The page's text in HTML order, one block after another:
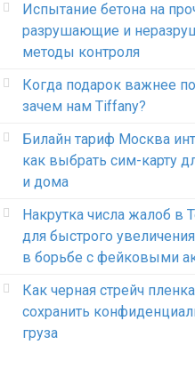
Испытание бетона на
разрушающие и
методы контроля
Когда подарок важнее
зачем нам Tiffany?
Билайн тариф Москва
как выбрать сим-карту
и дома
Накрутка числа жалоб в
для быстрого
в борьбе с фейковыми
Как черная стрейч
сохранить
груза